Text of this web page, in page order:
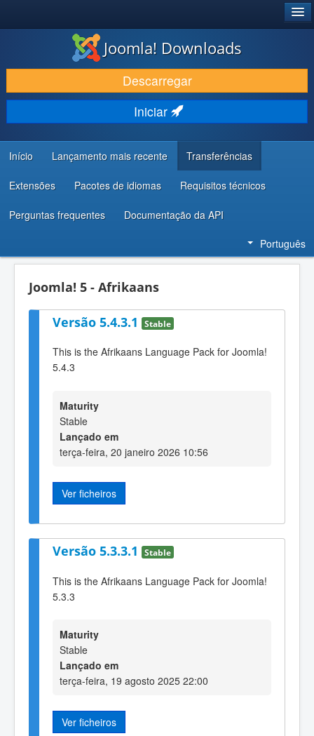
DESCARREGAR E EVOLUIR
DESCOBRIR E APRENDER
COMUNIDADE E SUPORTE
RECURSOS PARA PROGRAMADORES
Joomla! Downloads
Descarregar
Iniciar
Início Lançamento mais recente Transferências
Extensões Pacotes de idiomas Requisitos técnicos
Perguntas frequentes Documentação da API
Português
Joomla! 5 - Afrikaans
Versão 5.4.3.1 Stable
This is the Afrikaans Language Pack for Joomla!
5.4.3
Maturity
Stable
Lançado em
terça-feira, 20 janeiro 2026 10:56
Ver ficheiros
Versão 5.3.3.1 Stable
This is the Afrikaans Language Pack for Joomla!
5.3.3
Maturity
Stable
Lançado em
terça-feira, 19 agosto 2025 22:00
Ver ficheiros